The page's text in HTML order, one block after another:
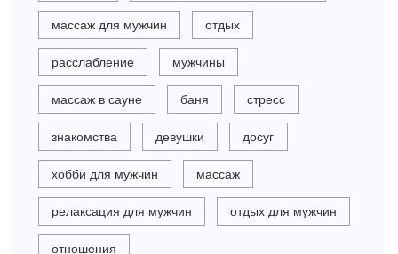
массаж для мужчин отдых
расслабление мужчины
массаж в сауне баня стресс
знакомства девушки досуг
хобби для мужчин массаж
релаксация для мужчин отдых для мужчин
отношения